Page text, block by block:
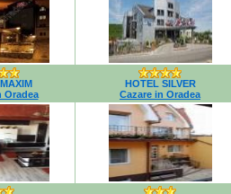
Oradea
HOTEL SILVER
Cazare in Oradea